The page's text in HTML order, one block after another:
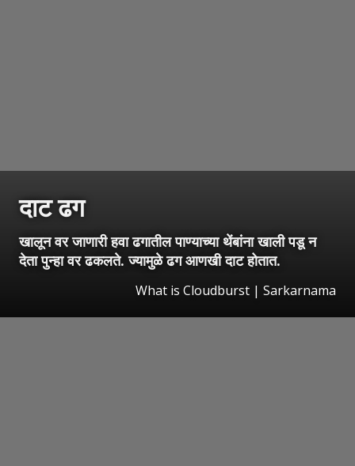
दाट ढग
खालून वर जाणारी हवा ढगातील पाण्याच्या थेंबांना खाली पडू न
देता पुन्हा वर ढकलते. ज्यामुळे ढग आणखी दाट होतात.
What is Cloudburst | Sarkarnama